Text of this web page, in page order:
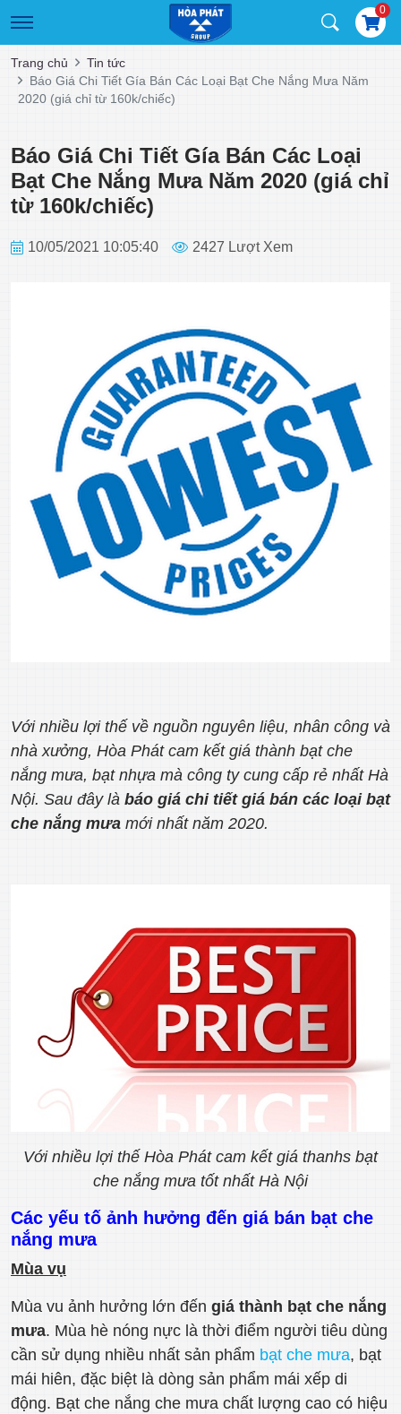
0
Trang chủ
Tin tức
Báo Giá Chi Tiết Gía Bán Các Loại Bạt Che Nắng Mưa Năm
2020 (giá chỉ từ 160k/chiếc)
Báo Giá Chi Tiết Gía Bán Các Loại
Bạt Che Nắng Mưa Năm 2020 (giá chỉ
từ 160k/chiếc)
10/05/2021 10:05:40 2427 Lượt Xem
Với nhiều lợi thế về nguồn nguyên liệu, nhân công và
nhà xưởng, Hòa Phát cam kết giá thành bạt che
nắng mưa, bạt nhựa mà công ty cung cấp rẻ nhất Hà
Nội. Sau đây là báo giá chi tiết giá bán các loại bạt
che nắng mưa mới nhất năm 2020.
Với nhiều lợi thế Hòa Phát cam kết giá thanhs bạt
che nắng mưa tốt nhất Hà Nội
Các yếu tố ảnh hưởng đến giá bán bạt che
nắng mưa
Mùa vụ
Mùa vu ảnh hưởng lớn đến giá thành bạt che nắng
mưa. Mùa hè nóng nực là thời điểm người tiêu dùng
cần sử dụng nhiều nhất sản phẩm bạt che mưa, bạt
mái hiên, đặc biệt là dòng sản phẩm mái xếp di
động. Bạt che nắng che mưa chất lượng cao có hiệu